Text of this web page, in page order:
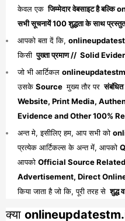
केवल एक जिम्मेदार वेबसाइट है
सभी सूचनायें 100 शुद्धता के साथ प्रस्तुत
आपको बता दें कि,
किसी पुख्ता प्रमाण // Solid
जो भी आर्टिकल
उसके Source मुख्य तौर पर संबंधित
Website, Print Media,
Evidence and Other 100%
अन्त मे, इसीलिए हम, आप सभी को
प्रत्येक आर्टिकल्स के अन्त में, आपको
आपको Official Source
Advertisement, Direct
किया जाता है जो कि, पूरी तरह से शुद्ध
क्या